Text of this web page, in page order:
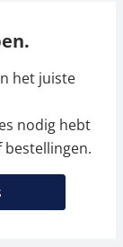
het juiste
nodig hebt